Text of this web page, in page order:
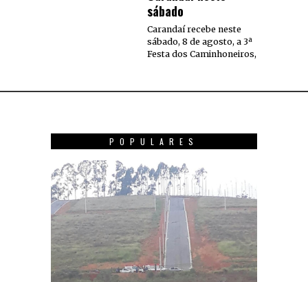
sábado
Carandaí recebe neste
sábado, 8 de agosto, a 3ª
Festa dos Caminhoneiros,
POPULARES